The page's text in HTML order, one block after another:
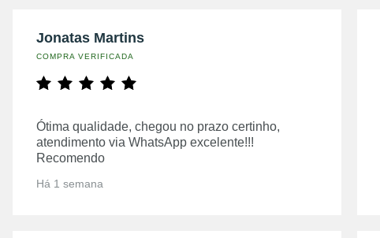
Jonatas Martins
COMPRA VERIFICADA
Ótima qualidade, chegou no prazo certinho,
atendimento via WhatsApp excelente!!!
Recomendo
Há 1 semana